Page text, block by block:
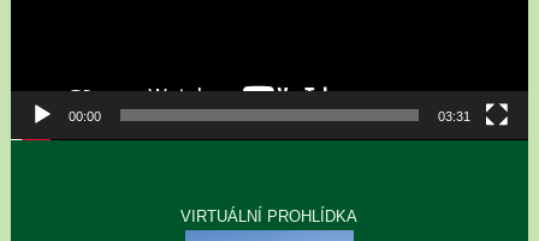
00:00 03:31
VIRTUÁLNÍ PROHLÍDKA